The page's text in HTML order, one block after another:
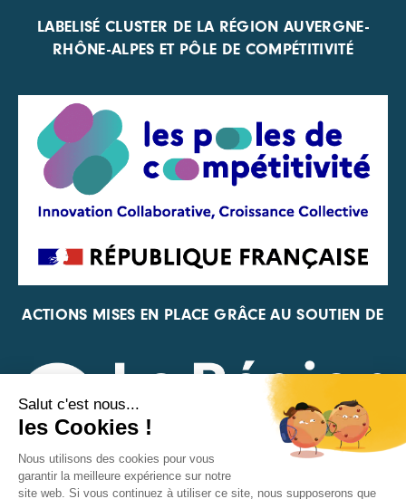
LABELISÉ CLUSTER DE LA RÉGION AUVERGNE-
RHÔNE-ALPES ET PÔLE DE COMPÉTITIVITÉ
ACTIONS MISES EN PLACE GRÂCE AU SOUTIEN DE
REPRÉSENTANT DE LA PFA, DE LA FIF ET DE FRANCE